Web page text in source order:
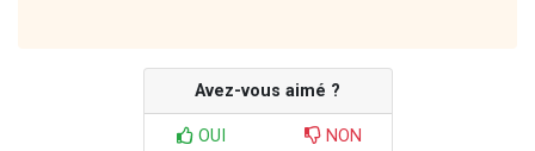
Avez-vous aimé ?
OUI NON